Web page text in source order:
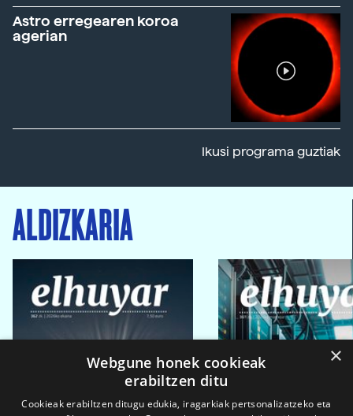
Astro erregearen koroa
agerian
Ikusi programa guztiak
ALDIZKARIA
×
Webgune honek cookieak
erabiltzen ditu
Cookieak erabiltzen ditugu edukia, iragarkiak pertsonalizatzeko eta